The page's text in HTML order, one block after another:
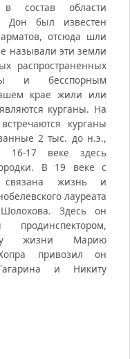
состав области
Дон был известен
отсюда шли
называли эти земли
распространенных
и бесспорным
крае жили или
курганы. На
курганы
2 тыс. до н.э.,
16-17 веке здесь
В 19 веке с
связана жизнь и
лауреата
Здесь он
жизни Марию
привозил он
и Никиту